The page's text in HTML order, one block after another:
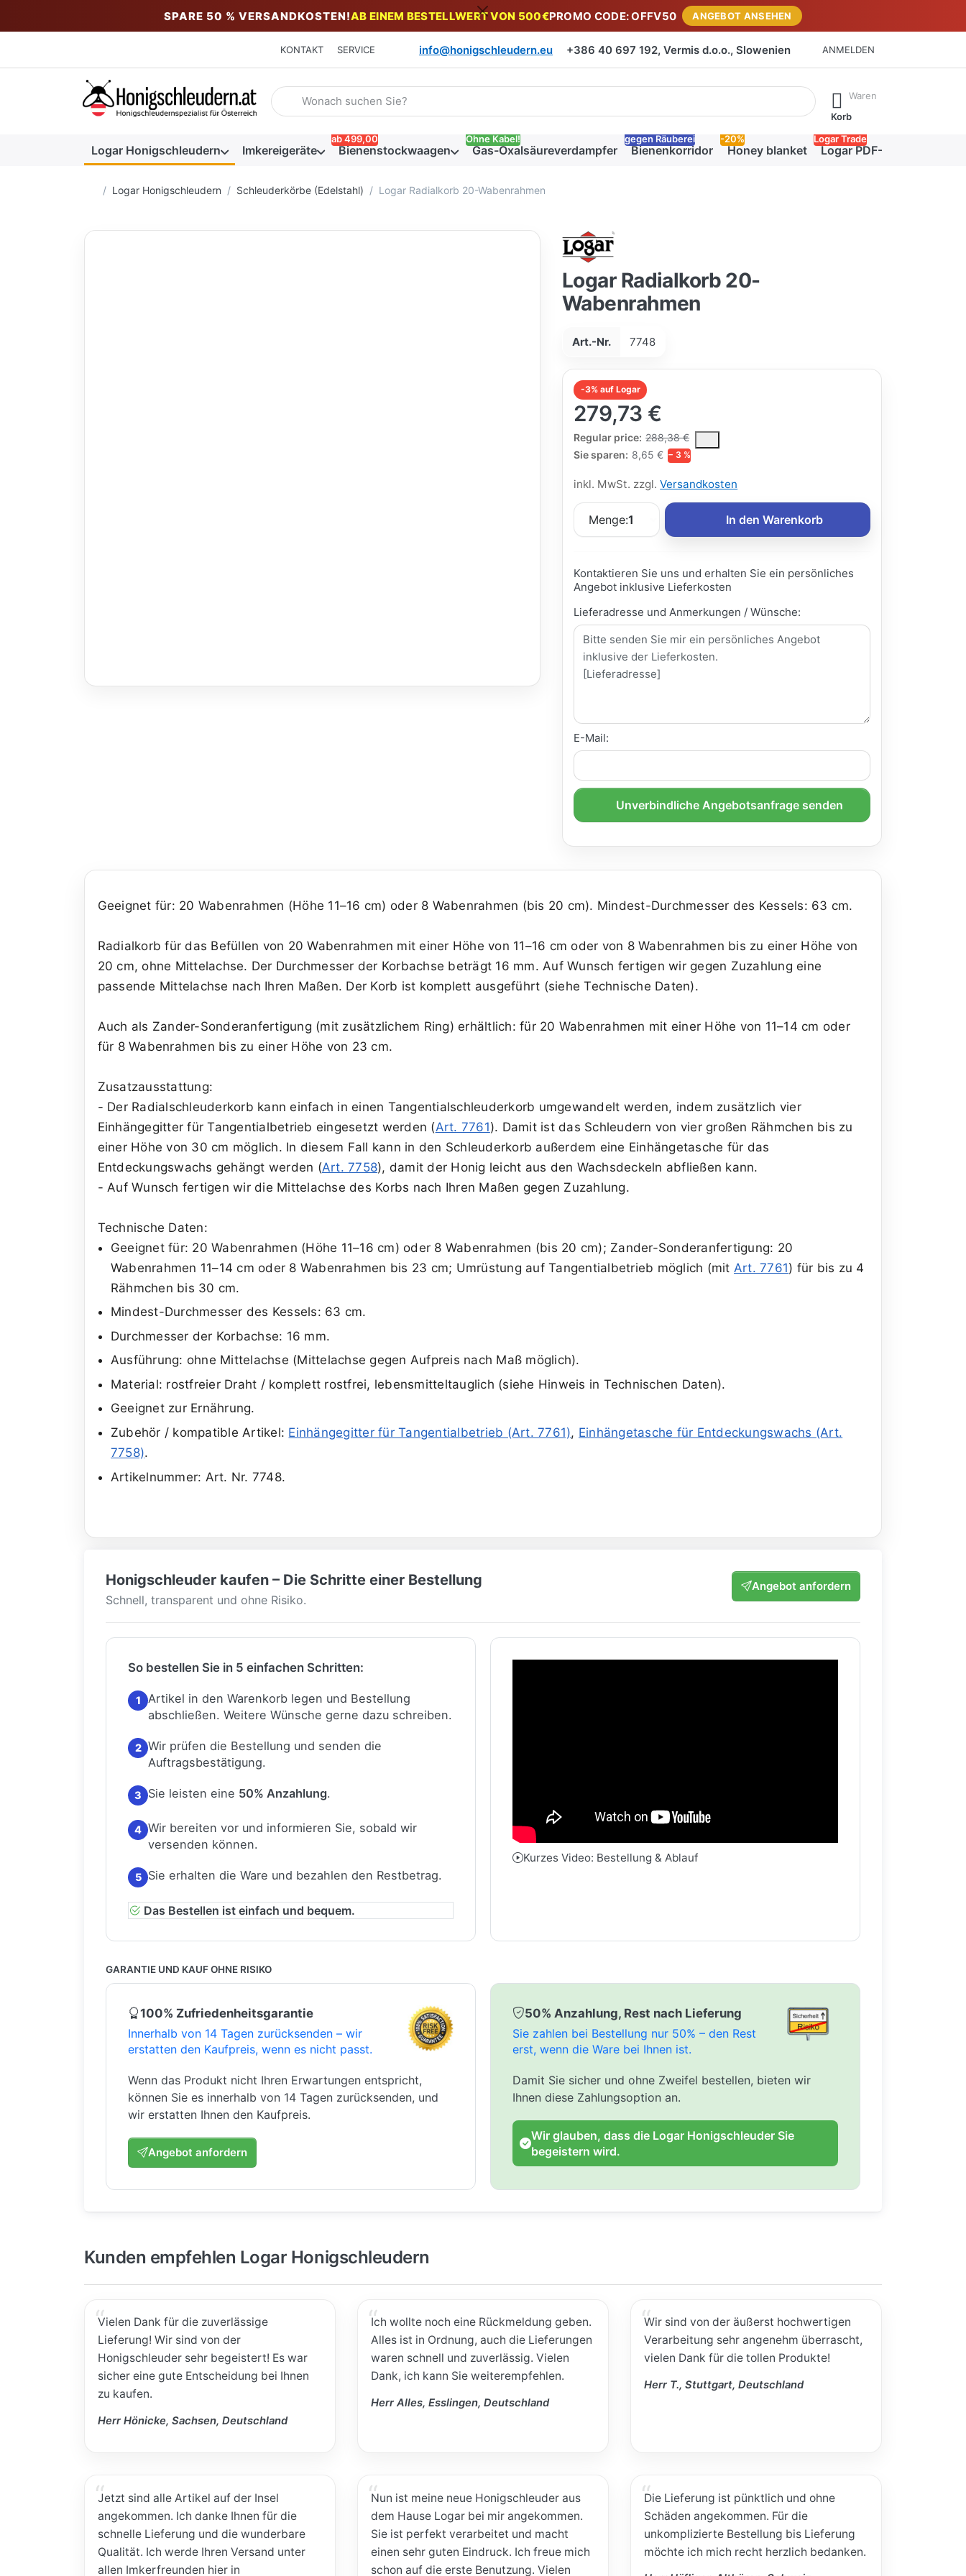
SPARE 50 % VERSANDKOSTEN!AB EINEM BESTELLWERT VON 500€PROMO CODE: OFFV50 ANGEBOT ANSEHEN
KONTAKT SERVICE info@honigschleudern.eu +386 40 697 192, Vermis d.o.o., Slowenien ANMELDEN
Geben Sie einen Suchbegriff ein. Während Sie tippen, erscheinen automatisch erste Ergebnisse. Drücken Sie die Eingabetaste, um alle
Waren
Korb
Logar Honigschleudern Imkereigeräte Bienenstockwaagen
ab 499,00
Gas-Oxalsäureverdampfer
Ohne Kabel!
Bienenkorridor
gegen Räuberei
Honey blanket
-20%
Logar PDF-Katalog
Logar Trade
Startseite
Logar Honigschleudern Schleuderkörbe (Edelstahl) Logar Radialkorb 20-Wabenrahmen
Logar Radialkorb 20-
Wabenrahmen
Art.-Nr. 7748
-3% auf Logar
279,73 €
Regular price: 288,38 €
The Regular Price is the median selling price paid by customers for a product,
Sie sparen: 8,65 € − 3 %
inkl. MwSt. zzgl.Versandkosten
Menge:1 In den Warenkorb
Kontaktieren Sie uns und erhalten Sie ein persönliches
Angebot inklusive Lieferkosten
Lieferadresse und Anmerkungen / Wünsche:
E-Mail:
Unverbindliche Angebotsanfrage senden
Geeignet für: 20 Wabenrahmen (Höhe 11–16 cm) oder 8 Wabenrahmen (bis 20 cm). Mindest-Durchmesser des Kessels: 63 cm.
Radialkorb für das Befüllen von 20 Wabenrahmen mit einer Höhe von 11–16 cm oder von 8 Wabenrahmen bis zu einer Höhe von
20 cm, ohne Mittelachse. Der Durchmesser der Korbachse beträgt 16 mm. Auf Wunsch fertigen wir gegen Zuzahlung eine
passende Mittelachse nach Ihren Maßen. Der Korb ist komplett ausgeführt (siehe Technische Daten).
Auch als Zander-Sonderanfertigung (mit zusätzlichem Ring) erhältlich: für 20 Wabenrahmen mit einer Höhe von 11–14 cm oder
für 8 Wabenrahmen bis zu einer Höhe von 23 cm.
Zusatzausstattung:
- Der Radialschleuderkorb kann einfach in einen Tangentialschleuderkorb umgewandelt werden, indem zusätzlich vier
Einhängegitter für Tangentialbetrieb eingesetzt werden (Art. 7761). Damit ist das Schleudern von vier großen Rähmchen bis zu
einer Höhe von 30 cm möglich. In diesem Fall kann in den Schleuderkorb außerdem eine Einhängetasche für das
Entdeckungswachs gehängt werden (Art. 7758), damit der Honig leicht aus den Wachsdeckeln abfließen kann.
- Auf Wunsch fertigen wir die Mittelachse des Korbs nach Ihren Maßen gegen Zuzahlung.
Technische Daten:
Geeignet für: 20 Wabenrahmen (Höhe 11–16 cm) oder 8 Wabenrahmen (bis 20 cm); Zander-Sonderanfertigung: 20
Wabenrahmen 11–14 cm oder 8 Wabenrahmen bis 23 cm; Umrüstung auf Tangentialbetrieb möglich (mit Art. 7761) für bis zu 4
Rähmchen bis 30 cm.
Mindest-Durchmesser des Kessels: 63 cm.
Durchmesser der Korbachse: 16 mm.
Ausführung: ohne Mittelachse (Mittelachse gegen Aufpreis nach Maß möglich).
Material: rostfreier Draht / komplett rostfrei, lebensmitteltauglich (siehe Hinweis in Technischen Daten).
Geeignet zur Ernährung.
Zubehör / kompatible Artikel: Ein­hängegitter für Tangentialbetrieb (Art. 7761), Einhängetasche für Entdeckungswachs (Art.
7758).
Artikelnummer: Art. Nr. 7748.
Honigschleuder kaufen – Die Schritte einer Bestellung
Schnell, transparent und ohne Risiko.
Angebot anfordern
So bestellen Sie in 5 einfachen Schritten:
1
Artikel in den Warenkorb legen und Bestellung
abschließen. Weitere Wünsche gerne dazu schreiben.
2 Wir prüfen die Bestellung und senden die
Auftragsbestätigung.
3 Sie leisten eine 50% Anzahlung.
4 Wir bereiten vor und informieren Sie, sobald wir
versenden können.
5 Sie erhalten die Ware und bezahlen den Restbetrag.
Das Bestellen ist einfach und bequem.
Kurzes Video: Bestellung & Ablauf
GARANTIE UND KAUF OHNE RISIKO
100% Zufriedenheitsgarantie
Innerhalb von 14 Tagen zurücksenden – wir
erstatten den Kaufpreis, wenn es nicht passt.
Wenn das Produkt nicht Ihren Erwartungen entspricht,
können Sie es innerhalb von 14 Tagen zurücksenden, und
wir erstatten Ihnen den Kaufpreis.
Angebot anfordern
50% Anzahlung, Rest nach Lieferung
Sie zahlen bei Bestellung nur 50% – den Rest
erst, wenn die Ware bei Ihnen ist.
Damit Sie sicher und ohne Zweifel bestellen, bieten wir
Ihnen diese Zahlungsoption an.
Wir glauben, dass die Logar Honigschleuder Sie
begeistern wird.
Kunden empfehlen Logar Honigschleudern
Vielen Dank für die zuverlässige
Lieferung! Wir sind von der
Honigschleuder sehr begeistert! Es war
sicher eine gute Entscheidung bei Ihnen
zu kaufen.
Herr Hönicke, Sachsen, Deutschland
Ich wollte noch eine Rückmeldung geben.
Alles ist in Ordnung, auch die Lieferungen
waren schnell und zuverlässig. Vielen
Dank, ich kann Sie weiterempfehlen.
Herr Alles, Esslingen, Deutschland
Wir sind von der äußerst hochwertigen
Verarbeitung sehr angenehm überrascht,
vielen Dank für die tollen Produkte!
Herr T., Stuttgart, Deutschland
Jetzt sind alle Artikel auf der Insel
angekommen. Ich danke Ihnen für die
schnelle Lieferung und die wunderbare
Qualität. Ich werde Ihren Versand unter
allen Imkerfreunden hier in
Nun ist meine neue Honigschleuder aus
dem Hause Logar bei mir angekommen.
Sie ist perfekt verarbeitet und macht
einen sehr guten Eindruck. Ich freue mich
schon auf die erste Benutzung. Vielen
Die Lieferung ist pünktlich und ohne
Schäden angekommen. Für die
unkomplizierte Bestellung bis Lieferung
möchte ich mich recht herzlich bedanken.